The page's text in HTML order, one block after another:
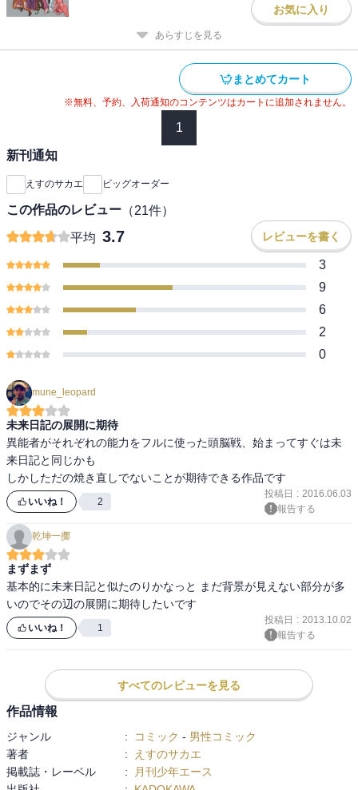
お気に入り
あらすじを見る
まとめてカート
※無料、予約、入荷通知のコンテンツはカートに追加されません。
1
新刊通知
えすのサカエ ビッグオーダー
この作品のレビュー （21件）
平均 3.7 レビューを書く
3
9
6
2
0
mune_leopard
未来日記の展開に期待
異能者がそれぞれの能力をフルに使った頭脳戦、始まってすぐは未
来日記と同じかも
しかしただの焼き直しでないことが期待できる作品です
いいね！ 2
投稿日 : 2016.06.03
報告する
乾坤一擲
まずまず
基本的に未来日記と似たのりかなっと まだ背景が見えない部分が多
いのでその辺の展開に期待したいです
いいね！ 1
投稿日 : 2013.10.02
報告する
すべてのレビューを見る
作品情報
ジャンル : コミック - 男性コミック
著者
:
えすのサカエ
掲載誌・レーベル
:
月刊少年エース